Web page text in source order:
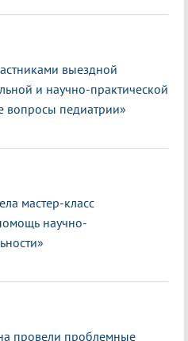
выездной
и научно-практической
вопросы педиатрии»
мастер-класс
научно-
провели проблемные